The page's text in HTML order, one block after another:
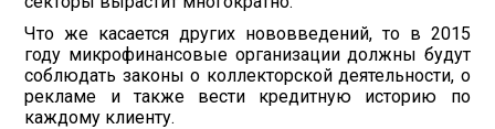
Что же касается других нововведений, то в 2015
году микрофинансовые организации должны будут
соблюдать законы о коллекторской деятельности, о
рекламе и также вести кредитную историю по
каждому клиенту.